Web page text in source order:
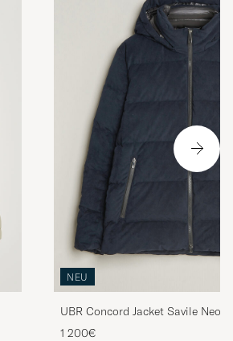
NEU
UBR Concord Jacket Savile Neo
1 200€